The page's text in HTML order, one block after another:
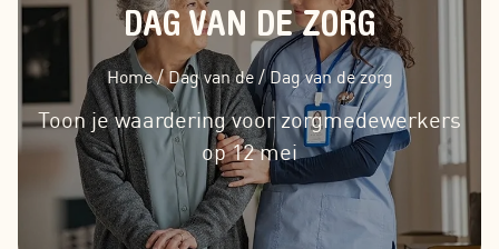
DAG VAN DE ZORG
Home /Dag van de /Dag van de zorg
Toon je waardering voor zorgmedewerkers
op 12 mei